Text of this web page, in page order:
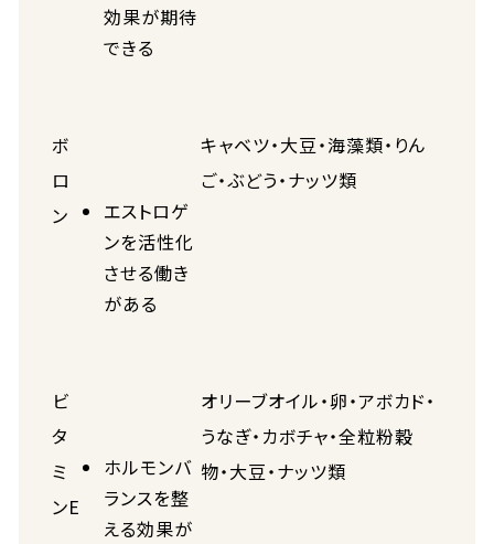
効果が期待
できる
ボ
ロ
ン
エストロゲ
ンを活性化
させる働き
がある
キャベツ・大豆・海藻類・りん
ご・ぶどう・ナッツ類
ビ
タ
ミ
ンE
ホルモンバ
ランスを整
える効果が
オリーブオイル・卵・アボカド・
うなぎ・カボチャ・全粒粉穀
物・大豆・ナッツ類